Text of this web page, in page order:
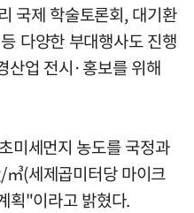
국제 학술토론회, 대기환
다양한 부대행사도 진행
산업 전시·홍보를 위해
미세먼지 농도를 국정과
(세제곱미터당 마이크
획"이라고 밝혔다.